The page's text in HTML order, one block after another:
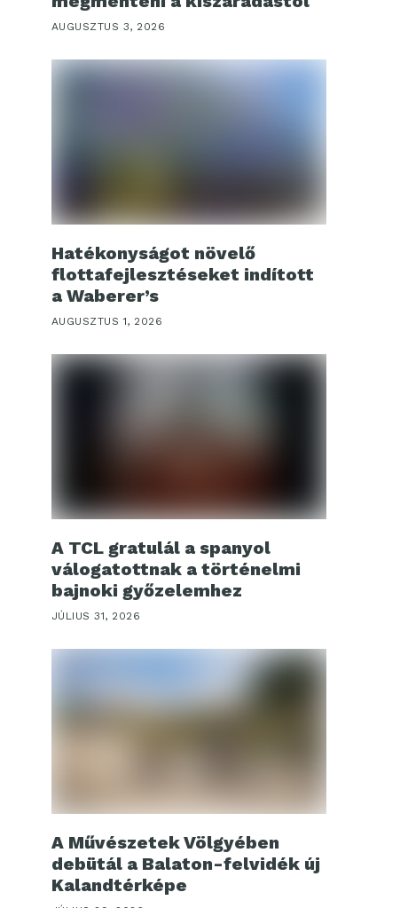
AUGUSZTUS 3, 2026
Hatékonyságot növelő
flottafejlesztéseket indított
a Waberer’s
AUGUSZTUS 1, 2026
A TCL gratulál a spanyol
válogatottnak a történelmi
bajnoki győzelemhez
JÚLIUS 31, 2026
A Művészetek Völgyében
debütál a Balaton-felvidék új
Kalandtérképe